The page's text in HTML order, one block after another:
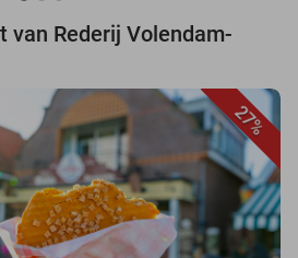
van Rederij Volendam-
27%